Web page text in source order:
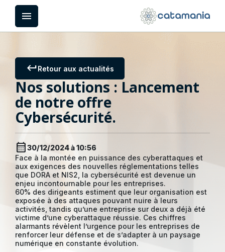
Panneau de gestion des cookies
menu
keyboard_returnRetour aux actualités
Nos solutions : Lancement
de notre offre
Cybersécurité.
calendar_month30/12/2024 à 10:56
Face à la montée en puissance des cyberattaques et
aux exigences des nouvelles réglementations telles
que DORA et NIS2, la cybersécurité est devenue un
enjeu incontournable pour les entreprises.
60% des dirigeants estiment que leur organisation est
exposée à des attaques pouvant nuire à leurs
activités, tandis qu’une entreprise sur deux a déjà été
victime d’une cyberattaque réussie. Ces chiffres
alarmants révèlent l’urgence pour les entreprises de
renforcer leur défense et de s’adapter à un paysage
numérique en constante évolution.